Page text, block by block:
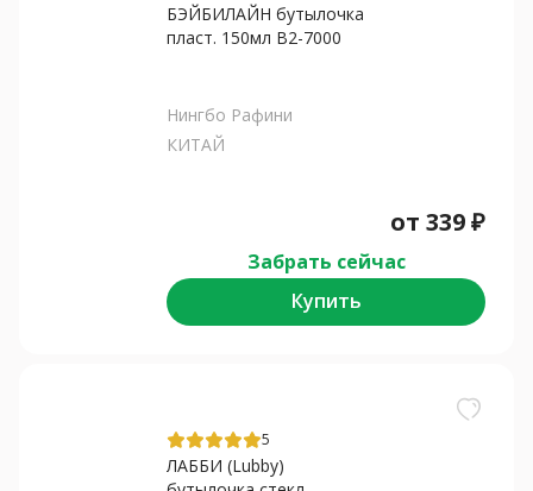
БЭЙБИЛАЙН бутылочка
пласт. 150мл В2-7000
Нингбо Рафини
КИТАЙ
от 339₽
Забрать сейчас
Купить
5
ЛАББИ (Lubby)